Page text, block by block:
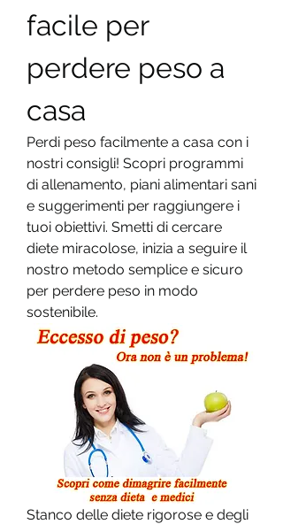
facile per
perdere peso a
casa
Perdi peso facilmente a casa con i
nostri consigli! Scopri programmi
di allenamento, piani alimentari sani
e suggerimenti per raggiungere i
tuoi obiettivi. Smetti di cercare
diete miracolose, inizia a seguire il
nostro metodo semplice e sicuro
per perdere peso in modo
sostenibile.
Stanco delle diete rigorose e degli